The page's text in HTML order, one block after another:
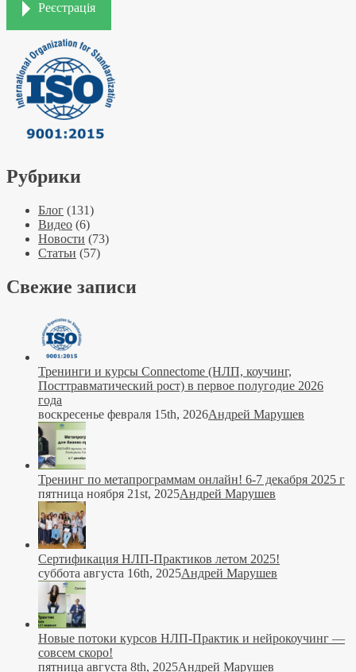
Реєстрація
Рубрики
Блог (131)
Видео (6)
Новости (73)
Статьи (57)
Свежие записи
Тренинги и курсы Connectome (НЛП, коучинг,
Посттравматический рост) в первое полугодие 2026
года
воскресенье февраля 15th, 2026Андрей Марушев
Тренинг по метапрограммам онлайн! 6-7 декабря 2025 г
пятница ноября 21st, 2025Андрей Марушев
Сертификация НЛП-Практиков летом 2025!
суббота августа 16th, 2025Андрей Марушев
Новые потоки курсов НЛП-Практик и нейрокоучинг —
совсем скоро!
пятница августа 8th, 2025Андрей Марушев